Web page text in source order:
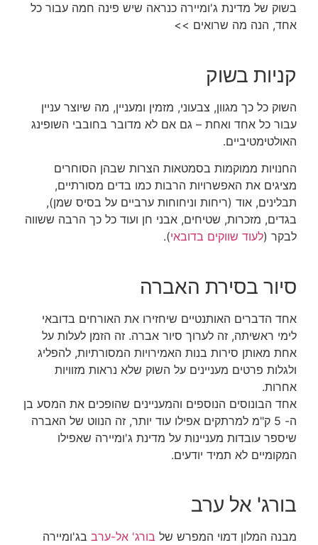
בשוק של מדינת ג'ומיירה כנראה שיש פינה חמה עבור כל
אחד, הנה מה שרואים >>
קניות בשוק
השוק כל כך מגוון, צבעוני, מזמין ומעניין, מה שיוצר עניין
עבור כל אחד ואחת – גם אם לא מדובר בחובבי השופינג
האולטימטיביים.
החנויות ממוקמות בסמטאות הצרות שבהן הסוחרים
מציגים את האפשרויות הרבות כמו בדים מסורתיים,
תבלינים, אוד (ריחות וניחוחות ערביים על בסיס שמן),
בגדים, מזכרות, שטיחים, אבני חן ועוד כל כך הרבה ששווה
לבקר (לעוד שווקים בדובאי).
סיור בסירת האברה
אחד הדברים האותנטיים שיחזירו את האורחים בדובאי
לימי ראשיתה, זה לערוך סיור אברה. זה הזמן לעלות על
אחת מאותן סירות בנות האמירויות המסורתיות, להפליג
ולגלות פרטים מעניינים על השוק שלא נראות מזוויות
אחרות.
אחד הבונוסים הנוספים והמעניינים שהופכים את המסע בן
ה- 5 ק"מ למרתקים אפילו עוד יותר, זה הנווט של האברה
שיספר עובדות מעניינות על מדינת ג'ומיירה שאפילו
המקומיים לא תמיד יודעים.
בורג' אל ערב
מבנה המלון דמוי המפרש של בורג' אל-ערב בג'ומיירה